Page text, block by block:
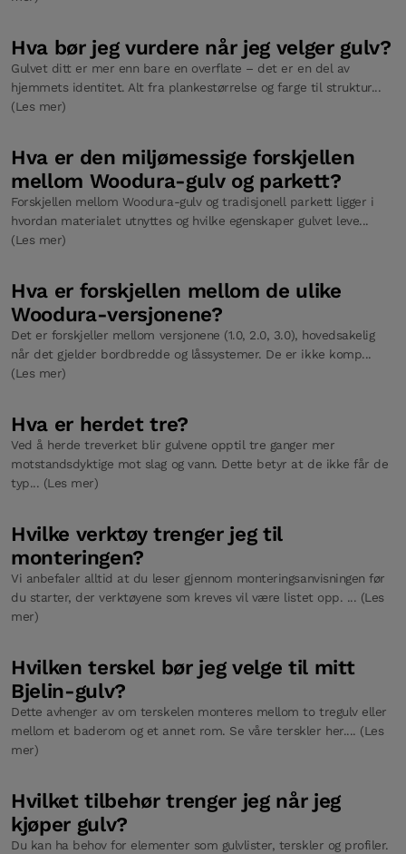
Hva bør jeg vurdere når jeg velger gulv?
Gulvet ditt er mer enn bare en overflate – det er en del av
hjemmets identitet. Alt fra plankestørrelse og farge til struktur...
(Les mer)
Hva er den miljømessige forskjellen
mellom Woodura-gulv og parkett?
Forskjellen mellom Woodura-gulv og tradisjonell parkett ligger i
hvordan materialet utnyttes og hvilke egenskaper gulvet leve...
(Les mer)
Hva er forskjellen mellom de ulike
Woodura-versjonene?
Det er forskjeller mellom versjonene (1.0, 2.0, 3.0), hovedsakelig
når det gjelder bordbredde og låssystemer. De er ikke komp...
(Les mer)
Hva er herdet tre?
Ved å herde treverket blir gulvene opptil tre ganger mer
motstandsdyktige mot slag og vann. Dette betyr at de ikke får de
typ... (Les mer)
Hvilke verktøy trenger jeg til
monteringen?
Vi anbefaler alltid at du leser gjennom monteringsanvisningen før
du starter, der verktøyene som kreves vil være listet opp. ... (Les
mer)
Hvilken terskel bør jeg velge til mitt
Bjelin-gulv?
Dette avhenger av om terskelen monteres mellom to tregulv eller
mellom et baderom og et annet rom. Se våre terskler her.... (Les
mer)
Hvilket tilbehør trenger jeg når jeg
kjøper gulv?
Du kan ha behov for elementer som gulvlister, terskler og profiler.